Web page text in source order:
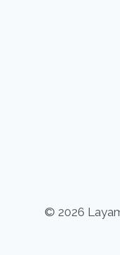
© 2026